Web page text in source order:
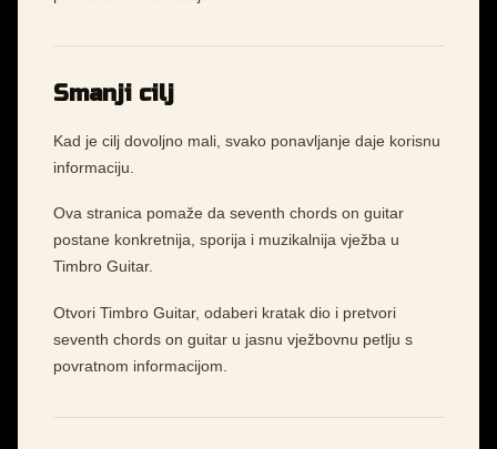
Smanji cilj
Kad je cilj dovoljno mali, svako ponavljanje daje korisnu
informaciju.
Ova stranica pomaže da seventh chords on guitar
postane konkretnija, sporija i muzikalnija vježba u
Timbro Guitar.
Otvori Timbro Guitar, odaberi kratak dio i pretvori
seventh chords on guitar u jasnu vježbovnu petlju s
povratnom informacijom.